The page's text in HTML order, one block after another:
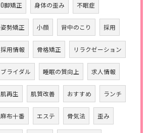
O脚矯正 身体の歪み 不眠症
姿勢矯正 小顔 背中のこり 採用
採用情報 骨格矯正 リラクゼーション
ブライダル 睡眠の質向上 求人情報
肌再生 肌質改善 おすすめ ランチ
麻布十番 エステ 骨気法 歪み